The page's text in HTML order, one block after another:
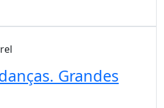
Grandes